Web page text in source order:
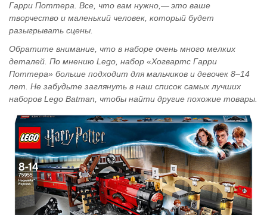
Гарри Поттера. Все, что вам нужно,— это ваше
творчество и маленький человек, который будет
разыгрывать сцены.
Обратите внимание, что в наборе очень много мелких
деталей. По мнению Lego, набор «Хогвартс Гарри
Поттера» больше подходит для мальчиков и девочек 8–14
лет. Не забудьте заглянуть в наш список самых лучших
наборов Lego Batman, чтобы найти другие похожие товары.